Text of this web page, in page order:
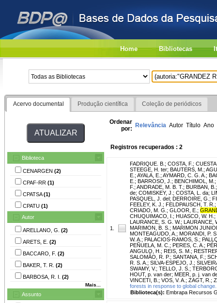
Home Bibliotecas
Acervo documental Produção científica Coleção de periódicos
Biblioteca
CENARGEN (2)
CPAF-RR (1)
CPATSA(1)
CPATU (1)
Autor
ARELLANO, G. (2)
ARETS, E. (2)
BACCARO, F. (2)
BAKER, T. R. (2)
BARBOSA, R. I. (2)
Mais...
Assunto
Ordenar
por: Relevância Autor Título Ano
Registros recuperados : 2
1.
FADRIQUE. B. ; COSTA, F. ;
STEEGE, H. ter; BAUTERS, M. ;
E. ; AYALA, E. ; AYMARD, C. G. A. ;
E. ; BARROSO, J. ; BENCHIMOL, M. ;
F. ; ANDRADE, M. B. T. ; BURBAN, B.
de; COMISKEY, J. ; COSTA, L. da;
PASQUEL, J. del; DERROIRE, G. ;
FEELEY, K. J. ; FELDPAUSCH, T. R. ;
CRIADO, M. G. ; GLOOR, E. ;
CHUQUIMACO, I. ; HUASCO, W. H. ;
LAURANCE, S. G. W.; LAURANCE,
MARIMON, B. S. ; MARIMON
MONTEAGUDO, A. ; MORANDI, P.
W. A. ; PALACIOS-RAMOS, S. ;
PEÑUELA, M. C. ; PERES, C. A. ;
ANGULO, H. ; REIS, S. M. ;
SALOMÃO, R. P. ; SANTANA, F. ;
R. S. A. ; SILVA-ESPEJO, J. ;
SWAMY, V.; TELLO, J. S. ;
HOUT, p. van der; MEER, p. j. van
VINCETI, B. ; VOS, V. A. ; ZAGT, R. ;
forests in response to global change.
Biblioteca(s): Embrapa Recursos